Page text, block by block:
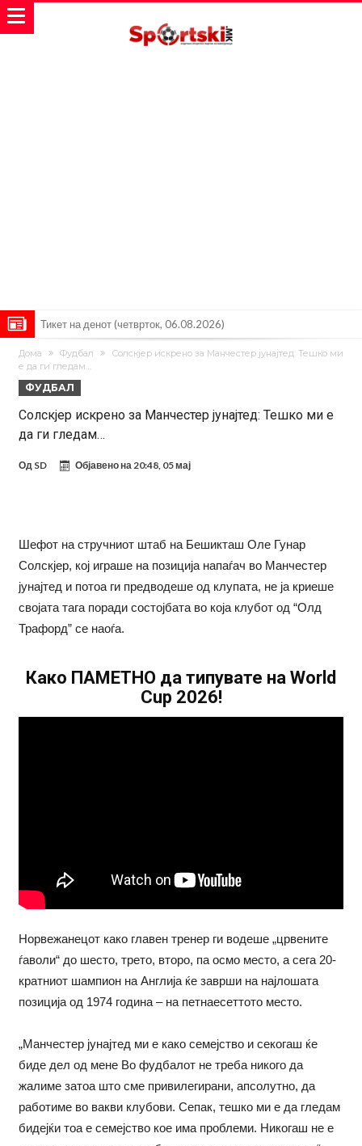
Тикет на денот (четврток, 06.08.2026)
Барселона очекува понуди за Феран Торес
Винисиус ги избриша сите објави на Инстаграм откако Реал му
побара уште 50 милиони
Јувентус се насочил кон напаѓач на Манчестер Јунајтед
Модриќ откри што го натерало да остане во Милан
АРСЕНАЛ ГО ЛАДИ ШАМПАЊОТ: Винисиус на праг на Лондон!
Познат е следниот клуб на Душан Влаховиќ!
Дома Фудбал
Солскјер искрено за Манчестер јунајтед: Тешко ми
е да ги гледам…
ФУДБАЛ
Солскјер искрено за Манчестер јунајтед: Тешко ми е
да ги гледам…
Од SD Објавено на 20:48, 05 мај
Шефот на стручниот штаб на Бешикташ Оле Гунар
Солскјер, кој играше на позиција напаѓач во Манчестер
јунајтед и потоа ги предводеше од клупата, не ја криеше
својата тага поради состојбата во која клубот од “Олд
Трафорд” се наоѓа.
Како ПАМЕТНО да типувате на World
Cup 2026!
Норвежанецот како главен тренер ги водеше „црвените
ѓаволи“ до шесто, трето, второ, па осмо место, а сега 20-
кратниот шампион на Англија ќе заврши на најлошата
позиција од 1974 година – на петнаесеттото место.
„Манчестер јунајтед ми е како семејство и секогаш ќе
биде дел од мене Во фудбалот не треба никого да
жалиме затоа што сме привилегирани, апсолутно, да
работиме во вакви клубови. Сепак, тешко ми е да гледам
бидејќи тоа е семејство кое има проблеми. Никогаш не е